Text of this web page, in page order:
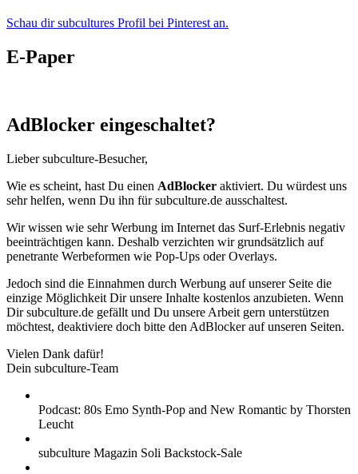
Schau dir subcultures Profil bei Pinterest an.
E-Paper
AdBlocker eingeschaltet?
Lieber subculture-Besucher,
Wie es scheint, hast Du einen AdBlocker aktiviert. Du würdest uns
sehr helfen, wenn Du ihn für subculture.de ausschaltest.
Wir wissen wie sehr Werbung im Internet das Surf-Erlebnis negativ
beeinträchtigen kann. Deshalb verzichten wir grundsätzlich auf
penetrante Werbeformen wie Pop-Ups oder Overlays.
Jedoch sind die Einnahmen durch Werbung auf unserer Seite die
einzige Möglichkeit Dir unsere Inhalte kostenlos anzubieten. Wenn
Dir subculture.de gefällt und Du unsere Arbeit gern unterstützen
möchtest, deaktiviere doch bitte den AdBlocker auf unseren Seiten.
Vielen Dank dafür!
Dein subculture-Team
Podcast: 80s Emo Synth-Pop and New Romantic by Thorsten
Leucht
subculture Magazin Soli Backstock-Sale